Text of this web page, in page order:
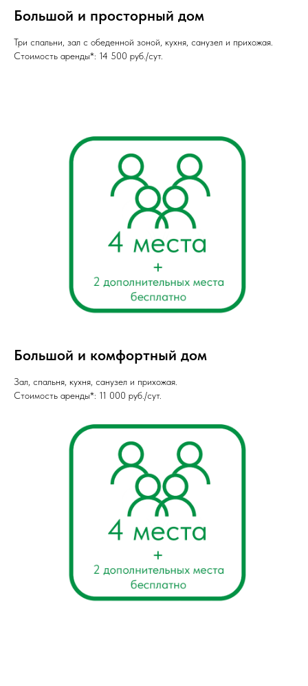
Большой и просторный дом
Три спальни, зал с обеденной зоной, кухня, санузел и прихожая.
Стоимость аренды*: 14 500 руб./сут.
Большой и комфортный дом
Зал, спальня, кухня, санузел и прихожая.
Стоимость аренды*: 11 000 руб./сут.